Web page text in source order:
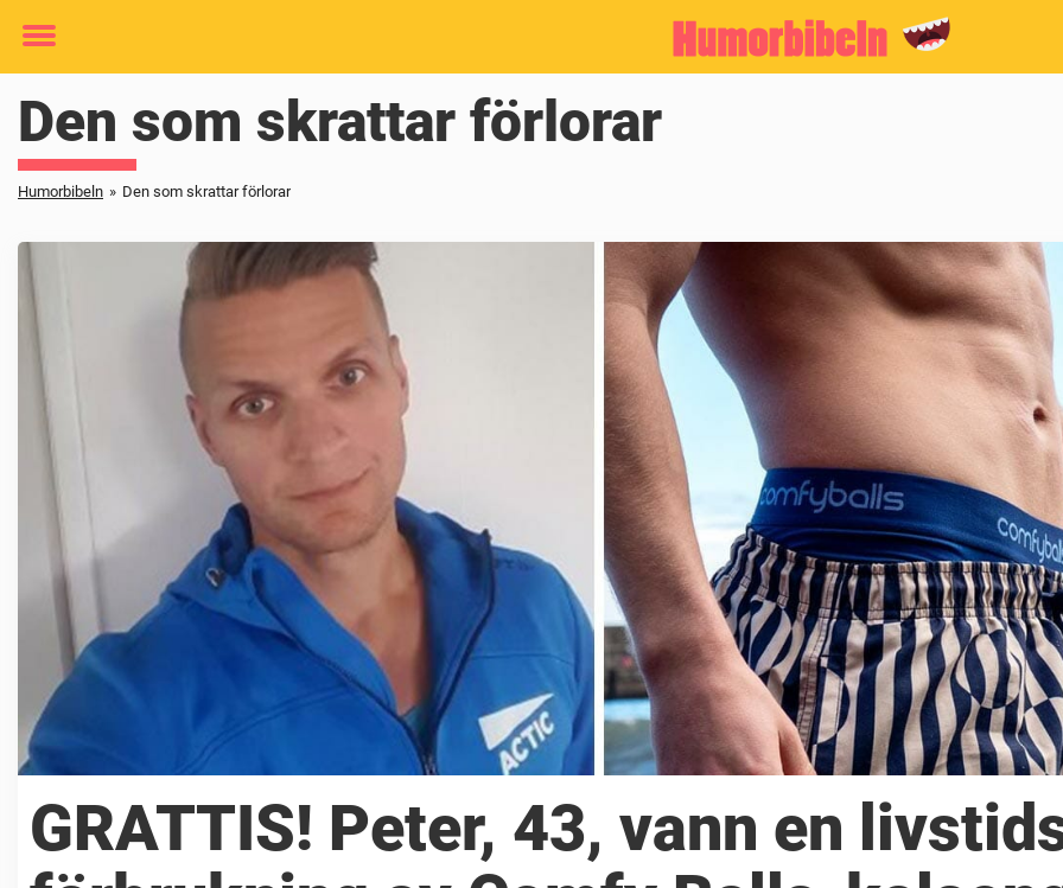
Toggle
Den som skrattar förlorar
Humorbibeln » Den som skrattar förlorar
GRATTIS! Peter, 43, vann en